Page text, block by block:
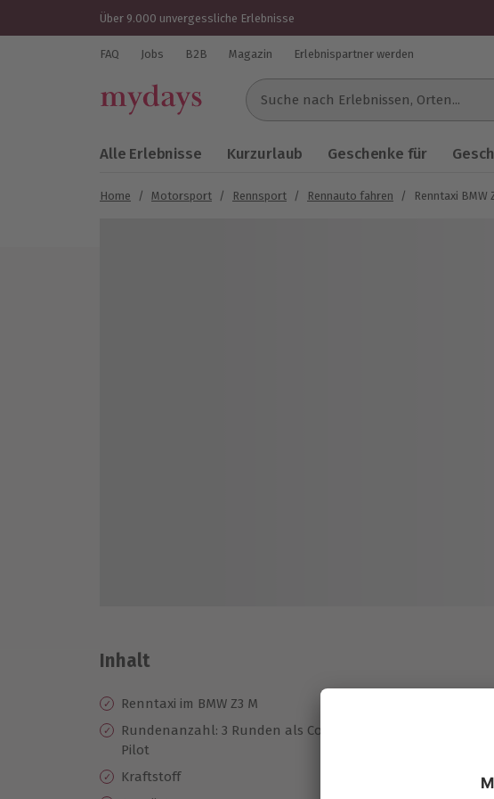
Über 9.000 unvergessliche Erlebnisse
FAQ Jobs B2B Magazin Erlebnispartner werden
Suche nach Erlebnissen...
Alle Erlebnisse Kurzurlaub Geschenke für
Home / Motorsport / Rennsport / Rennauto fahren / Renntaxi BMW
Inhalt
Renntaxi im BMW Z3 M
Rundenanzahl: 3 Runden als Co-
Pilot
Kraftstoff
Beschleunigung: